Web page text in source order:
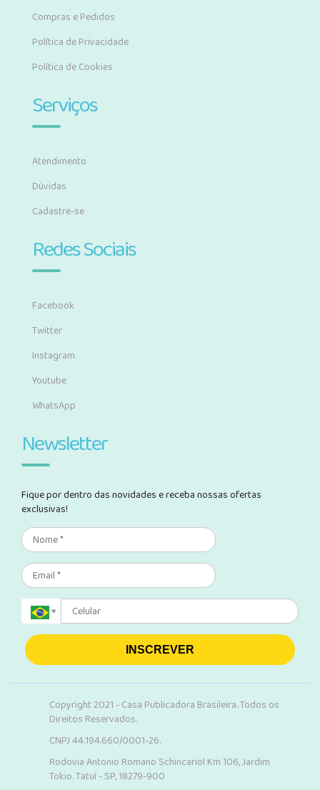
Compras e Pedidos
Política de Privacidade
Política de Cookies
Serviços
Atendimento
Dúvidas
Cadastre-se
Redes Sociais
Facebook
Twitter
Instagram
Youtube
WhatsApp
Newsletter
Fique por dentro das novidades e receba nossas ofertas
exclusivas!
INSCREVER
Copyright 2021 - Casa Publicadora Brasileira. Todos os
Direitos Reservados.
CNPJ 44.194.660/0001-26.
Rodovia Antonio Romano Schincariol Km 106, Jardim
Tokio. Tatuí - SP, 18279-900